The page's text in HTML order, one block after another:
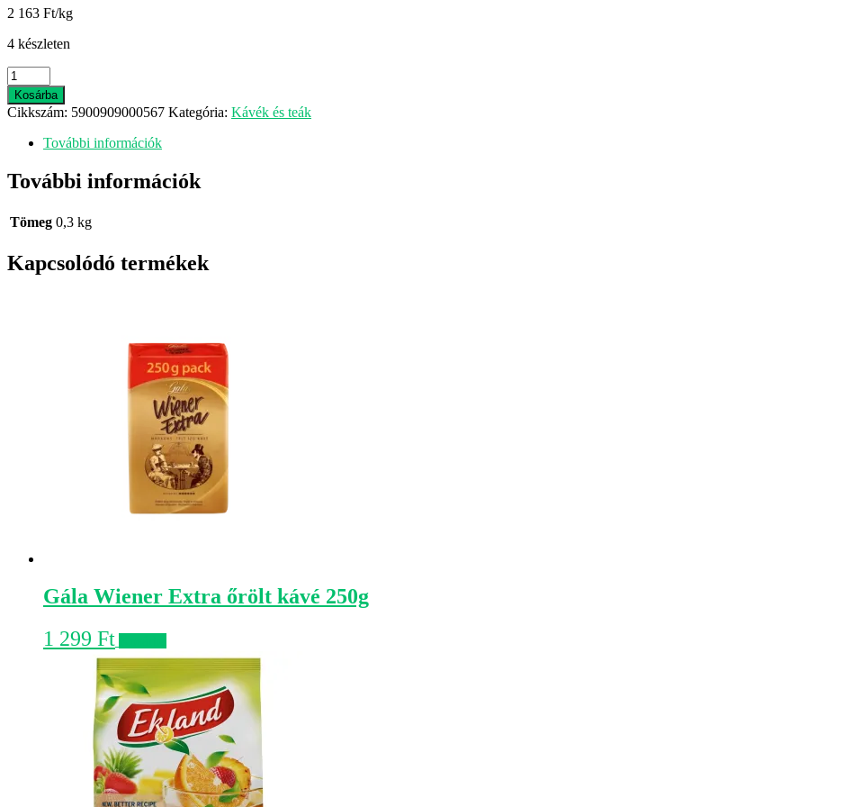
2 163 Ft/kg
4 készleten
Ekoland
málnás
instant
tea
mennyiség
Kosárba
Cikkszám: 5900909000567 Kategória: Kávék és teák
További információk
További információk
Tömeg 0,3 kg
Kapcsolódó termékek
Gála Wiener Extra őrölt kávé 250g
1 299 Ft